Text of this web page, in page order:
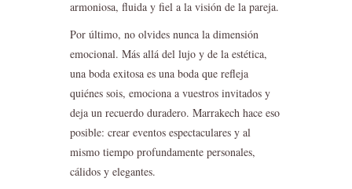
armoniosa, fluida y fiel a la visión de la pareja.
Por último, no olvides nunca la dimensión
emocional. Más allá del lujo y de la estética,
una boda exitosa es una boda que refleja
quiénes sois, emociona a vuestros invitados y
deja un recuerdo duradero. Marrakech hace eso
posible: crear eventos espectaculares y al
mismo tiempo profundamente personales,
cálidos y elegantes.